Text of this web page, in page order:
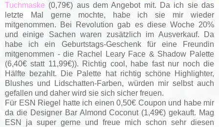
Tuchmaske (0,79€) aus dem Angebot mit. Da ich sie das
letzte Mal gerne mochte, habe ich sie mir wieder
mitgenommen. Bei Revolution gab es diese Woche 20%
und einige Sachen waren zusätzlich im Ausverkauf. Da
habe ich ein Geburtstags-Geschenk für eine Freundin
mitgenommen - die Rachel Leary Face & Shadow Palette
(6,40€ statt 11,99€)). Richtig cool, habe fast nur noch die
Hälfte bezahlt. Die Palette hat richtig schöne Highlighter,
Blushes und Lidschatten-Farben, würden mir selbst auch
gefallen und daher wird sie sich sicher freuen.
Für ESN Riegel hatte ich einen 0,50€ Coupon und habe mir
da die Designer Bar Almond Coconut (1,49€) gekauft. Mag
ESN ja super gerne und freue mich schon sehr diesen